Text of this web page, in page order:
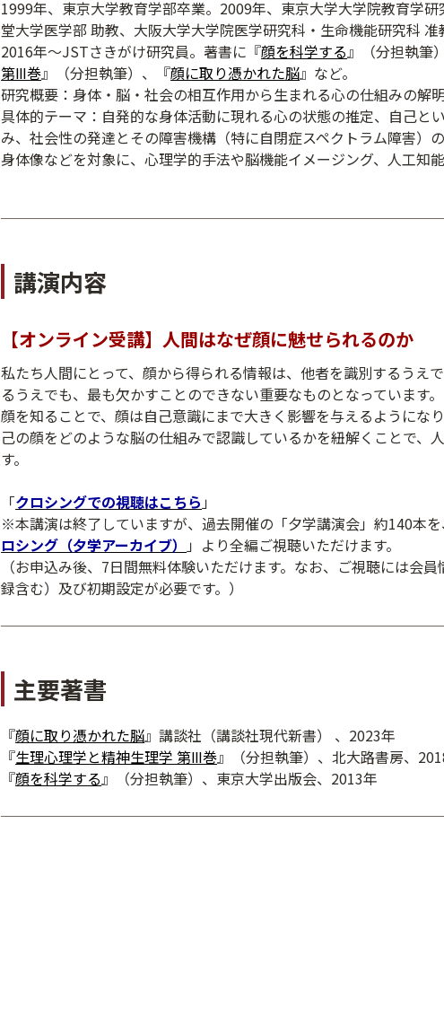
1999年、東京大学教育学部卒業。2009年、東京大学大学院教育学
堂大学医学部 助教、大阪大学大学院医学研究科・生命機能研究科 准
2016年～JSTさきがけ研究員。著書に『顔を科学する』（分担執筆
第Ⅲ巻』（分担執筆）、『顔に取り憑かれた脳』など。
研究概要：身体・脳・社会の相互作用から生まれる心の仕組みの解
具体的テーマ：自発的な身体活動に現れる心の状態の推定、自己と
み、社会性の発達とその障害機構（特に自閉症スペクトラム障害）
身体像などを対象に、心理学的手法や脳機能イメージング、人工知
講演内容
【オンライン受講】人間はなぜ顔に魅せられるのか
私たち人間にとって、顔から得られる情報は、他者を識別するうえ
るうえでも、最も欠かすことのできない重要なものとなっています
顔を知ることで、顔は自己意識にまで大きく影響を与えるようにな
己の顔をどのような脳の仕組みで認識しているかを紐解くことで、
す。
「クロシングでの視聴はこちら」
※本講演は終了していますが、過去開催の「夕学講演会」約140本
ロシング（夕学アーカイブ） 」より全編ご視聴いただけます。
（お申込み後、7日間無料体験いただけます。なお、ご視聴には会
録含む）及び初期設定が必要です。）
主要著書
『顔に取り憑かれた脳』講談社（講談社現代新書） 、2023年
『生理心理学と精神生理学 第Ⅲ巻』（分担執筆）、北大路書房、
『顔を科学する』（分担執筆）、東京大学出版会、2013年